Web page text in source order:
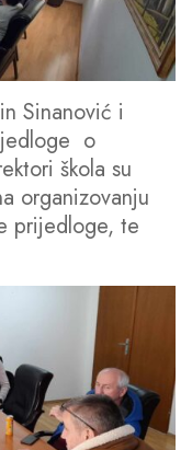
Sinanović i
o
škola su
organizovanju
prijedloge, te